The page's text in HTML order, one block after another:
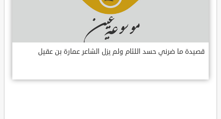
قصيدة ما ضرني حسد اللئام ولم يزل الشاعر عمارة بن عقيل